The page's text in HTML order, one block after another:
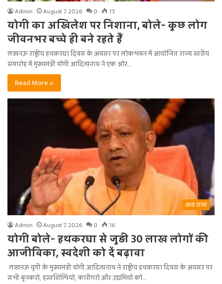
Admin August 7, 2026 0 13
योगी का अखिलेश पर निशाना, बोले- कुछ लोग
जीवनभर बच्चे ही बने रहते हैं
लखनऊ राष्ट्रीय हथकरघा दिवस के अवसर पर लोकभवन में आयोजित राज्य स्तरीय
समारोह में मुख्यमंत्री योगी आदित्यनाथ ने एक ओर…
Read More »
अन्य राज्य
Admin August 7, 2026 0 16
योगी बोले- हथकरघा से जुड़ी 30 लाख लोगों की
आजीविका, स्वदेशी को दें बढ़ावा
लखनऊ यूपी के मुख्यमंत्री योगी आदित्यनाथ ने राष्ट्रीय हथकरघा दिवस के अवसर पर
सभी बुनकरों, हस्तशिल्पियों, कारीगरों और उद्यमियों को…